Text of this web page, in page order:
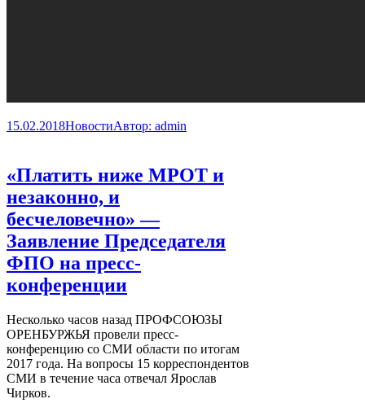
15.02.2018НовостиАвтор: admin
«Платить ниже МРОТ и
незаконно, и
бесчеловечно» —
Заявление Председателя
ФПО на пресс-
конференции
Несколько часов назад ПРОФСОЮЗЫ
ОРЕНБУРЖЬЯ провели пресс-
конференцию со СМИ области по итогам
2017 года. На вопросы 15 корреспондентов
СМИ в течение часа отвечал Ярослав
Чирков.